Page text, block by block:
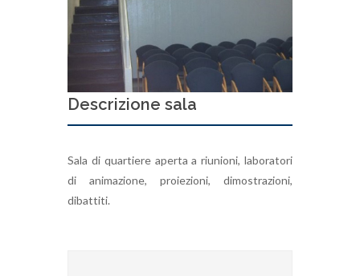
Descrizione sala
Sala di quartiere aperta a riunioni, laboratori
di animazione, proiezioni, dimostrazioni,
dibattiti.